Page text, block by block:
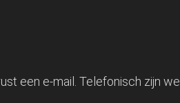
een e-mail. Telefonisch zijn we